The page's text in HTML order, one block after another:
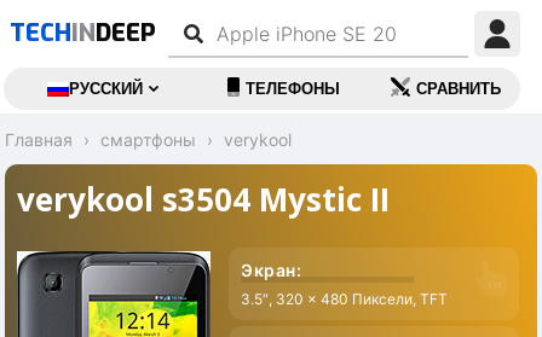
TECHINDEEP
РУССКИЙ ТЕЛЕФОНЫ СРАВНИТЬ
Главная смартфоны verykool
verykool s3504 Mystic II
Экран:
3.5″, 320 x 480 Пиксели, TFT